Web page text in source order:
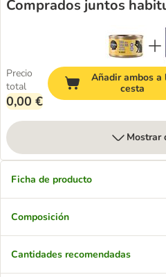
Comprados juntos
Precio
total
0,00 €
Añadir ambos a
cesta
Mostrar
Ficha de producto
Composición
Cantidades recomendadas